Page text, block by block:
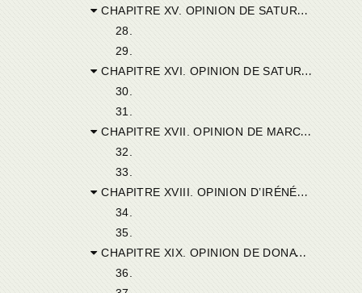
CHAPITRE XV. OPINION DE SATURNINUS DE VICTORIANA.
28.
29.
CHAPITRE XVI. OPINION DE SATURNINUS DE TUCCA.
30.
31.
CHAPITRE XVII. OPINION DE MARCELLUS DE ZAMA.
32.
33.
CHAPITRE XVIII. OPINION D’IRÉNÉE D’ULULIS.
34.
35.
CHAPITRE XIX. OPINION DE DONAT DE CIBALIANA.
36.